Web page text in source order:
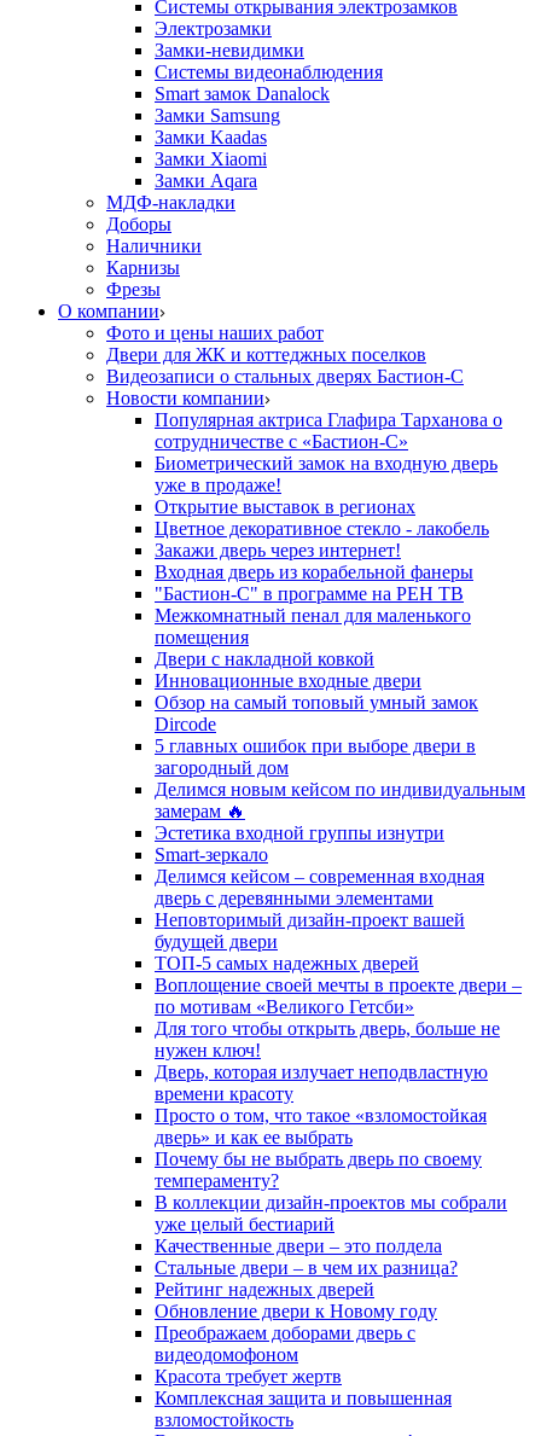
Системы открывания электрозамков
Электрозамки
Замки-невидимки
Системы видеонаблюдения
Smart замок Danalock
Замки Samsung
Замки Kaadas
Замки Xiaomi
Замки Aqara
МДФ-накладки
Доборы
Наличники
Карнизы
Фрезы
О компании
Фото и цены наших работ
Двери для ЖК и коттеджных поселков
Видеозаписи о стальных дверях Бастион-С
Новости компании
Популярная актриса Глафира Тарханова о
сотрудничестве с «Бастион-С»
Биометрический замок на входную дверь
уже в продаже!
Открытие выставок в регионах
Цветное декоративное стекло - лакобель
Закажи дверь через интернет!
Входная дверь из корабельной фанеры
"Бастион-С" в программе на РЕН ТВ
Межкомнатный пенал для маленького
помещения
Двери с накладной ковкой
Инновационные входные двери
Обзор на самый топовый умный замок
Dircode
5 главных ошибок при выборе двери в
загородный дом
Делимся новым кейсом по индивидуальным
замерам 🔥
Эстетика входной группы изнутри
Smart-зеркало
Делимся кейсом – современная входная
дверь с деревянными элементами
Неповторимый дизайн-проект вашей
будущей двери
ТОП-5 самых надежных дверей
Воплощение своей мечты в проекте двери –
по мотивам «Великого Гетсби»
Для того чтобы открыть дверь, больше не
нужен ключ!
Дверь, которая излучает неподвластную
времени красоту
Просто о том, что такое «взломостойкая
дверь» и как ее выбрать
Почему бы не выбрать дверь по своему
темпераменту?
В коллекции дизайн-проектов мы собрали
уже целый бестиарий
Качественные двери – это полдела
Стальные двери – в чем их разница?
Рейтинг надежных дверей
Обновление двери к Новому году
Преображаем доборами дверь с
видеодомофоном
Красота требует жертв
Комплексная защита и повышенная
взломостойкость